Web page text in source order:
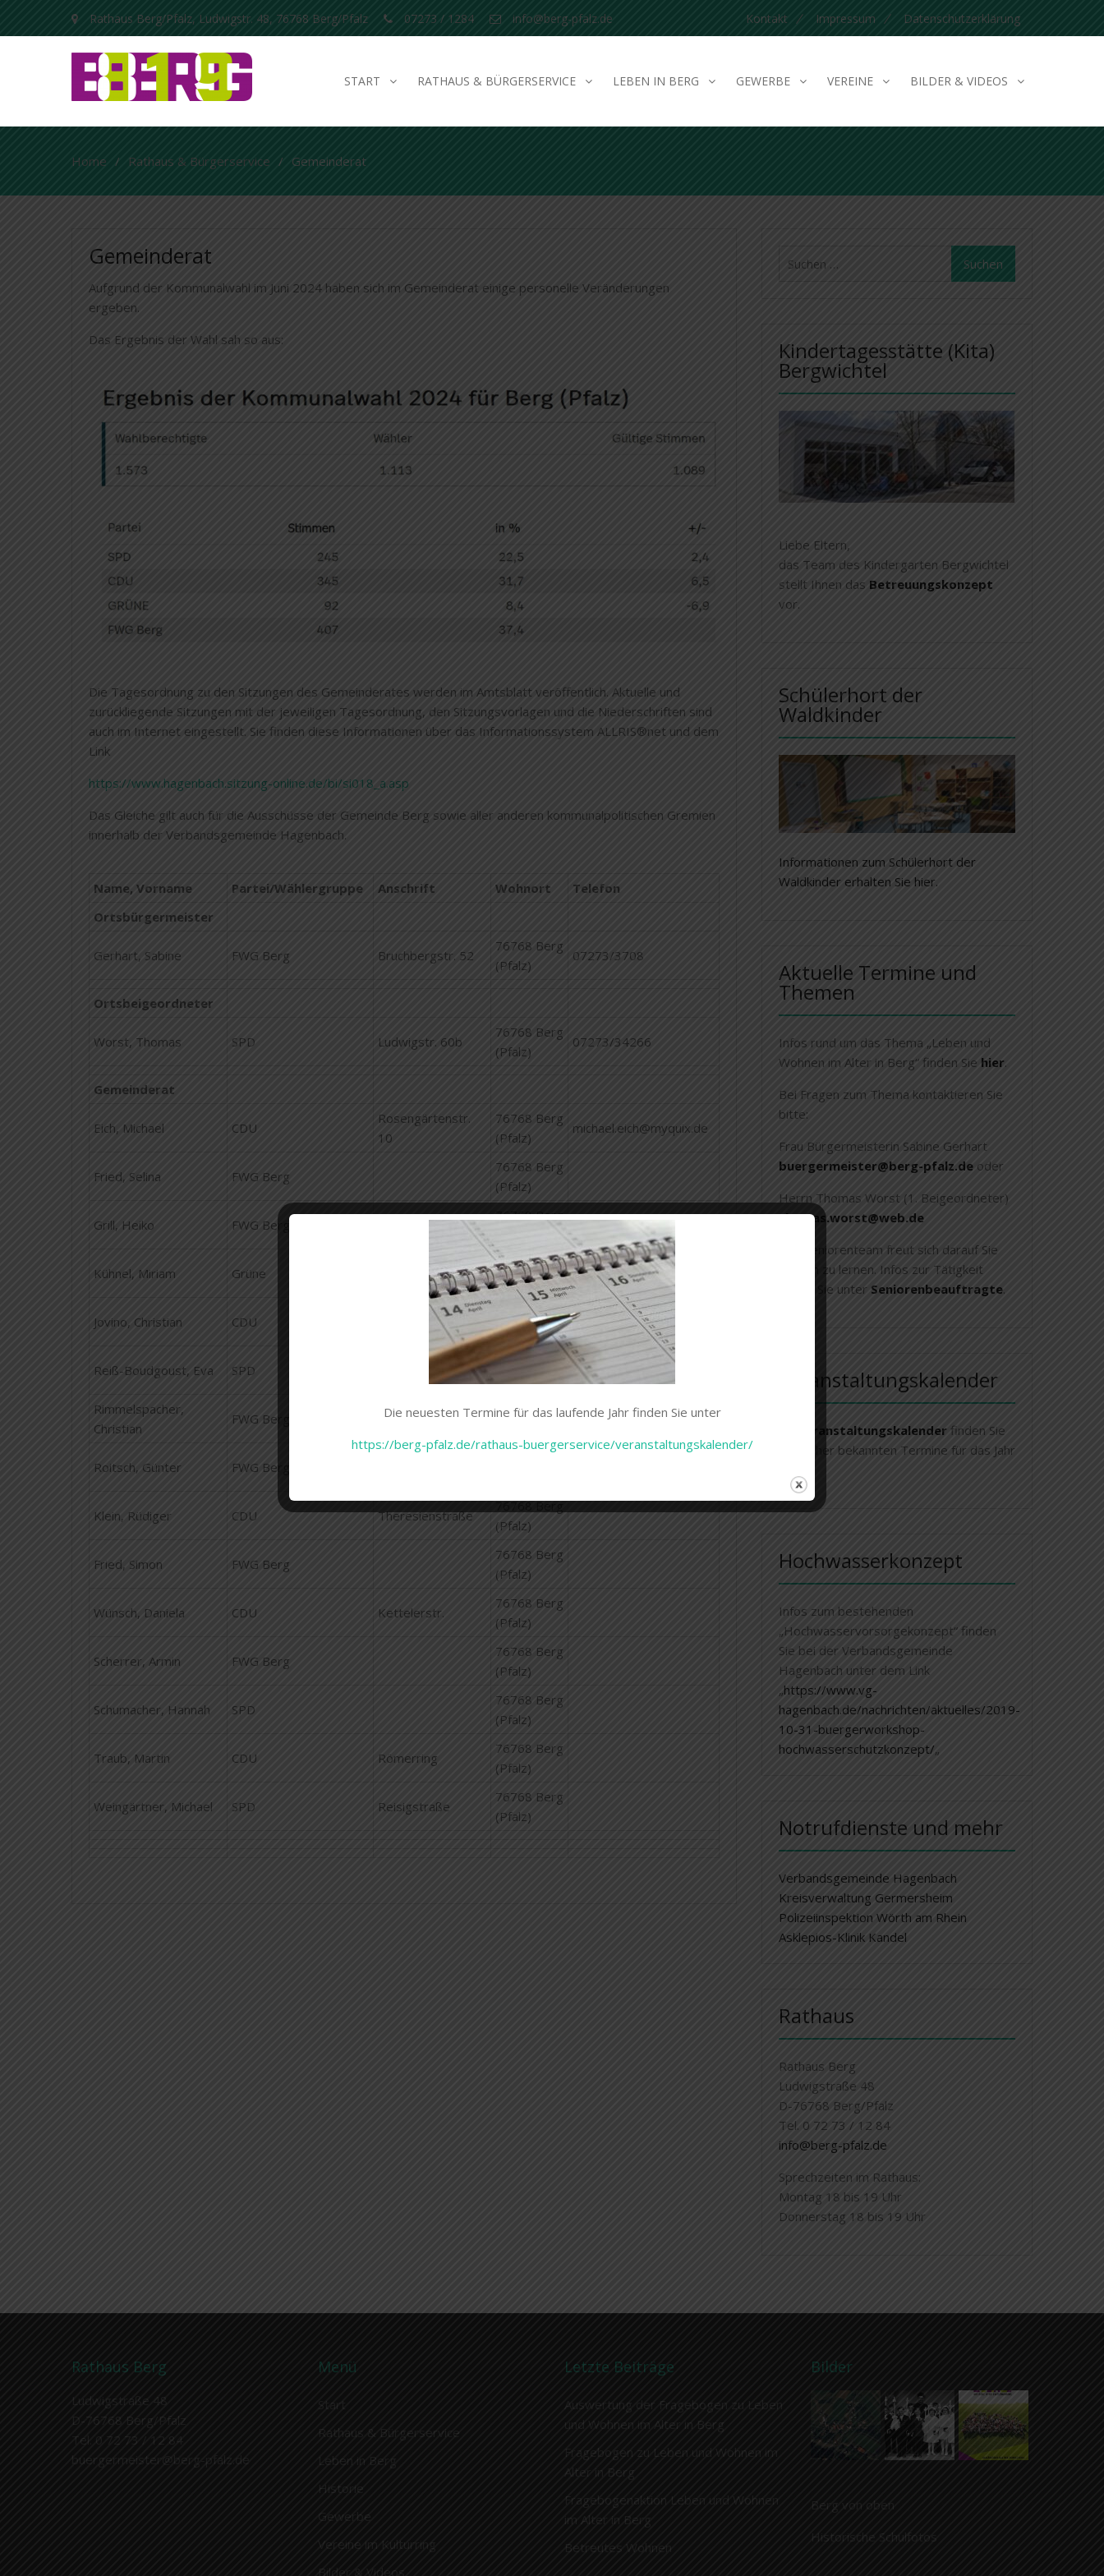
Rathaus Berg/Pfalz, Ludwigstr. 48, 76768 Berg/Pfalz 07273 / 1284 info@berg-pfalz.de Kontakt Impressum Datenschutzerklärung
START RATHAUS & BÜRGERSERVICE LEBEN IN BERG GEWERBE VEREINE BILDER & VIDEOS
Home Rathaus & Bürgerservice Gemeinderat
Gemeinderat
Aufgrund der Kommunalwahl im Juni 2024 haben sich im Gemeinderat einige personelle Veränderungen
ergeben.
Das Ergebnis der Wahl sah so aus:
Die Tagesordnung zu den Sitzungen des Gemeinderates werden im Amtsblatt veröffentlich. Aktuelle und
zurückliegende Sitzungen mit der jeweiligen Tagesordnung, den Sitzungsvorlagen und die Niederschriften sind
auch im Internet eingestellt. Sie finden diese Informationen über das Informationssystem ALLRIS®net und dem
Link
https://www.hagenbach.sitzung-online.de/bi/si018_a.asp
Das Gleiche gilt auch für die Ausschüsse der Gemeinde Berg sowie aller anderen kommunalpolitischen Gremien
innerhalb der Verbandsgemeinde Hagenbach.
Name, Vorname Partei/Wählergruppe Anschrift Wohnort
Telefon
Ortsbürgermeister
Gerhart, Sabine FWG Berg Bruchbergstr. 52
76768 Berg
(Pfalz)
07273/3708
Ortsbeigeordneter
Worst, Thomas SPD Ludwigstr. 60b
76768 Berg
(Pfalz)
07273/34266
Gemeinderat
Eich, Michael CDU
Rosengärtenstr.
10
76768 Berg
(Pfalz)
michael.eich@myquix.de
Fried, Selina FWG Berg
76768 Berg
(Pfalz)
Grill, Heiko FWG Berg Römerring 66
76768 Berg
Kühnel, Miriam Grüne Lukasstr. 16
76768 Berg
(Pfalz)
miriam-kuehnel@web.de
Jovino, Christian CDU Ludwigstraße
76768 Berg
(Pfalz)
Reiß-Boudgoust, Eva SPD Kettelerstr. 21
76768 Berg
(Pfalz)
Rimmelspacher,
Christian
FWG Berg Gartenstr. 1f
76768 Berg
Roitsch, Günter FWG Berg
76768 Berg
Klein, Rüdiger CDU Theresienstraße
76768 Berg
(Pfalz)
Fried, Simon FWG Berg
76768 Berg
(Pfalz)
Wünsch, Daniela CDU Kettelerstr.
76768 Berg
(Pfalz)
Scherrer, Armin FWG Berg
76768 Berg
(Pfalz)
Schumacher, Hannah SPD
76768 Berg
(Pfalz)
Traub, Martin CDU Römerring
76768 Berg
(Pfalz)
Weingärtner, Michael SPD Reisigstraße
76768 Berg
(Pfalz)
Kindertagesstätte (Kita)
Bergwichtel
Liebe Eltern,
das Team des Kindergarten Bergwichtel
stellt Ihnen das Betreuungskonzept
vor.
Schülerhort der
Waldkinder
Informationen zum Schülerhort der
Waldkinder erhalten Sie hier.
Aktuelle Termine und
Themen
Infos rund um das Thema „Leben und
Wohnen im Alter in Berg“ finden Sie hier.
Bei Fragen zum Thema kontaktieren Sie
bitte:
Frau Bürgermeisterin Sabine Gerhart
buergermeister@berg-pfalz.de oder
Herrn Thomas Worst (1. Beigeordneter)
thomas.worst@web.de
Das Seniorenteam freut sich darauf Sie
kennen zu lernen. Infos zur Tätigkeit
finden Sie unter Seniorenbeauftragte.
Veranstaltungskalender
Veranstaltungskalender finden Sie
die bisher bekannten Termine für das Jahr
Hochwasserkonzept
Infos zum bestehenden
„Hochwasservorsorgekonzept“ finden
Sie bei der Verbandsgemeinde
Hagenbach unter dem Link
„https://www.vg-
hagenbach.de/nachrichten/aktuelles/2019-
10-31-buergerworkshop-
hochwasserschutzkonzept/„
Notrufdienste und mehr
Verbandsgemeinde Hagenbach
Kreisverwaltung Germersheim
Polizeiinspektion Wörth am Rhein
Asklepios-Klinik Kandel
Rathaus
Rathaus Berg
Ludwigstraße 48
D-76768 Berg/Pfalz
Tel. 0 72 73 / 12 84
info@berg-pfalz.de
Sprechzeiten im Rathaus:
Montag 18 bis 19 Uhr
Donnerstag 18 bis 19 Uhr
Rathaus Berg
Ludwigstraße 48
D-76768 Berg/Pfalz
Tel. 0 72 73 / 12 84
buergermeister@berg-pfalz.de
Menü
Start
Rathaus & Bürgerservice
Leben in Berg
Historie
Gewerbe
Vereine im Kulturring
Bilder & Videos
Letzte Beiträge
Auswertung der Fragebogen zu Leben
und Wohnen im Alter in Berg
Fragebogen zu Leben und Wohnen im
Alter in Berg
Fragebogenaktion Leben und Wohnen
im Alter in Berg
Betreutes Wohnen
Bilder
Berg von oben
Historische Schulfotos
Die neuesten Termine für das laufende Jahr finden Sie unter
https://berg-pfalz.de/rathaus-buergerservice/veranstaltungskalender/